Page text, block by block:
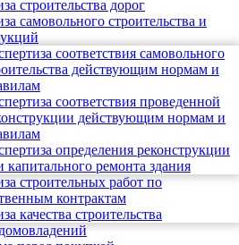
строительства дорог
самовольного строительства и
соответствия самовольного
действующим нормам и
соответствия проведенной
действующим нормам и
определения реконструкции
капитального ремонта здания
строительных работ по
контрактам
качества строительства